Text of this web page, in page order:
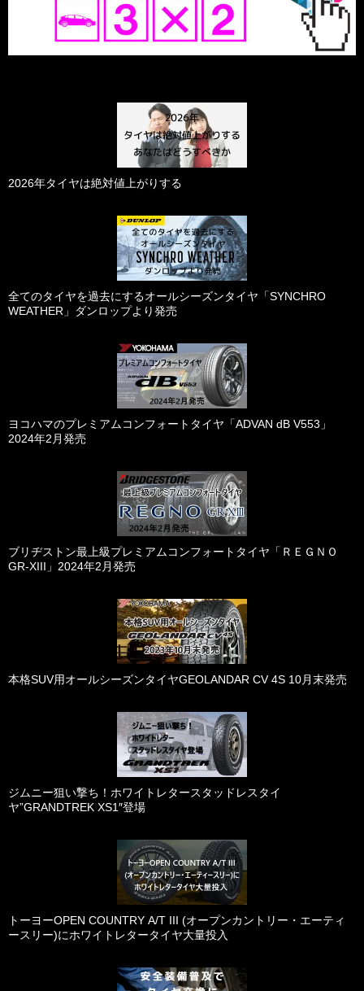
2026年タイヤは絶対値上がりする
全てのタイヤを過去にするオールシーズンタイヤ「SYNCHRO
WEATHER」ダンロップより発売
ヨコハマのプレミアムコンフォートタイヤ「ADVAN dB V553」
2024年2月発売
ブリヂストン最上級プレミアムコンフォートタイヤ「ＲＥＧＮＯ
GR-XIII」2024年2月発売
本格SUV用オールシーズンタイヤGEOLANDAR CV 4S 10月末発売
ジムニー狙い撃ち！ホワイトレタースタッドレスタイ
ヤ”GRANDTREK XS1″登場
トーヨーOPEN COUNTRY A/T III (オープンカントリー・エーティ
ースリー)にホワイトレタータイヤ大量投入